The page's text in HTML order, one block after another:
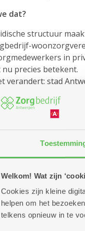
Welkom! Wat zijn
Cookies zijn kleine
helpen om het
telkens opnieuw in te
dat?
structuur
in
precies betekent.
verandert: stad
zorgmedewerkers?
Zorgbedrijf
meer nieuws.
het